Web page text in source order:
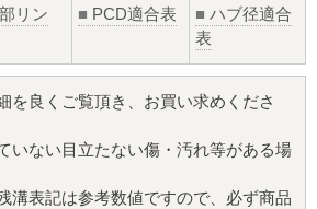
リン
■ PCD適合表 ■ ハブ径適合
表
を良くご覧頂き、お買い求めくださ
いない目立たない傷・汚れ等がある場
溝表記は参考数値ですので、必ず商品